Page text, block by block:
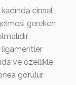
cinsel
gereken
ligamentler
ve özellikle
görülür.